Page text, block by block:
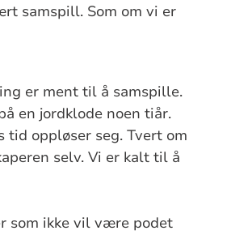
samspill. Som om vi er
er ment til å samspille.
en jordklode noen tiår.
oppløser seg. Tvert om
selv. Vi er kalt til å
som ikke vil være podet